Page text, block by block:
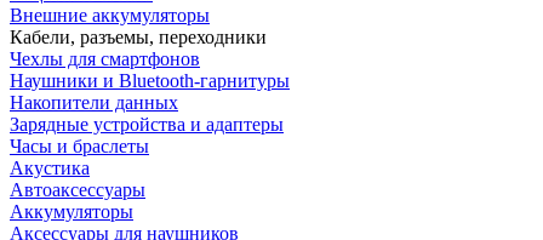
Внешние аккумуляторы
Кабели, разъемы, переходники
Чехлы для смартфонов
Наушники и Bluetooth-гарнитуры
Накопители данных
Зарядные устройства и адаптеры
Часы и браслеты
Акустика
Автоаксессуары
Аккумуляторы
Аксессуары для наушников